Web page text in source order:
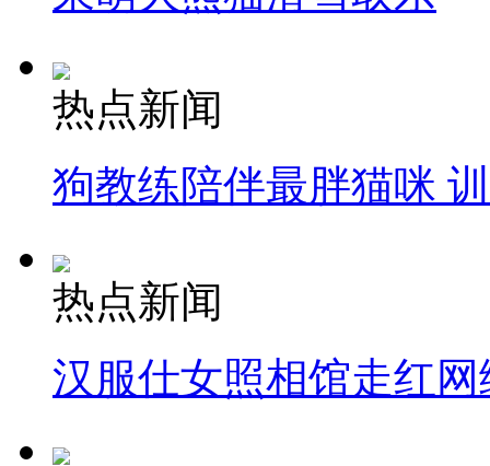
热点新闻
狗教练陪伴最胖猫咪
热点新闻
汉服仕女照相馆走红网